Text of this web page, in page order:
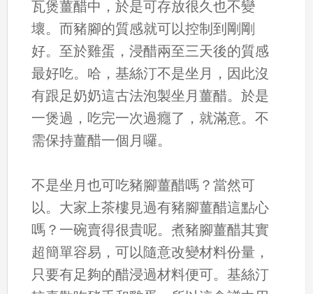
瓦煲薑醋中，於是可存放很久也不變
壞。而豬腳的質感就可以控制到剛剛
好。至於雞蛋，浸醋兩至三天後的質感
最好吃。哈，基絲汀不是坐月，因此沒
有跟足奶奶這古法泡製坐月薑醋。於是
一煲過，吃完一次過癮了，就滿意。不
需保持薑醋一個月囉。
不是坐月也可吃豬腳薑醋嗎？當然可
以。大家上茶樓見過有豬腳薑醋這點心
嗎？一碗賣得很貴呢。煮豬腳薑醋其實
超簡單容易，可以隨意改變材料份量，
只要有足夠的醋浸過材料便可。基絲汀